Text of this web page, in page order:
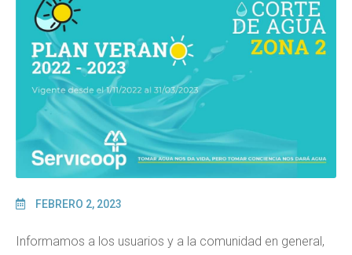
FEBRERO 2, 2023
Informamos a los usuarios y a la comunidad en general,